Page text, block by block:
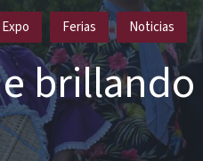
Expo Ferias Noticias